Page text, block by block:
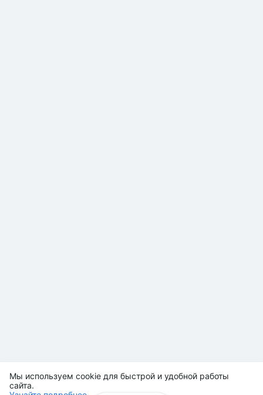
Мы используем cookie для быстрой и удобной работы
сайта.